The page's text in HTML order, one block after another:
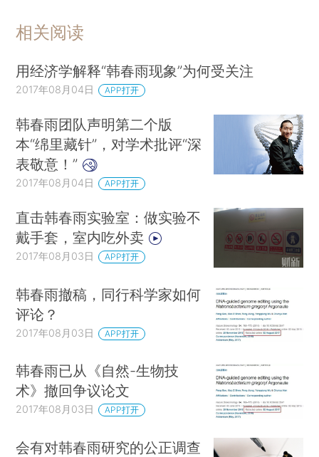
相关阅读
用经济学解释“韩春雨现象”为何受关注
2017年08月04日 APP打开
韩春雨团队声明第二个版
本“绵里藏针”，对学术批评“深
表敬意！”
2017年08月04日 APP打开
直击韩春雨实验室：做实验不
戴手套，室内吃外卖
2017年08月03日 APP打开
韩春雨撤稿，同行科学家如何
评论？
2017年08月03日 APP打开
韩春雨已从《自然-生物技
术》撤回争议论文
2017年08月03日 APP打开
会有对韩春雨研究的公正调查